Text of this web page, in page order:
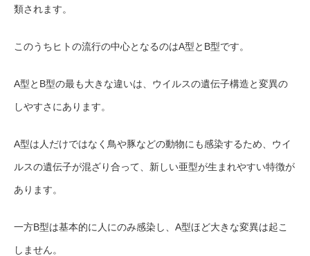
類されます。
このうちヒトの流行の中心となるのはA型とB型です。
A型とB型の最も大きな違いは、ウイルスの遺伝子構造と変異の
しやすさにあります。
A型は人だけではなく鳥や豚などの動物にも感染するため、ウイ
ルスの遺伝子が混ざり合って、新しい亜型が生まれやすい特徴が
あります。
一方B型は基本的に人にのみ感染し、A型ほど大きな変異は起こ
しません。